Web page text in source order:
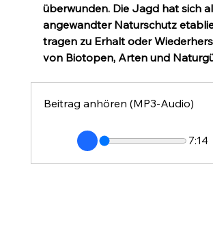
überwunden. Die Jagd hat sich
angewandter Naturschutz
tragen zu Erhalt oder
von Biotopen, Arten und
Beitrag anhören (MP3-Audio)
7:14